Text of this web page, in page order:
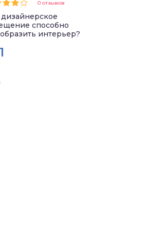
0 отзывов
дизайнерское
способно
интерьер?
1